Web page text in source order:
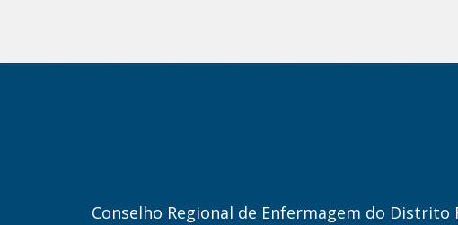
Conselho Regional de Enfermagem do Distrito